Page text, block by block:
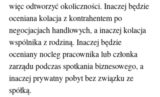
więc odtworzyć okoliczności. Inaczej będzie
oceniana kolacja z kontrahentem po
negocjacjach handlowych, a inaczej kolacja
wspólnika z rodziną. Inaczej będzie
oceniany nocleg pracownika lub członka
zarządu podczas spotkania biznesowego, a
inaczej prywatny pobyt bez związku ze
spółką.